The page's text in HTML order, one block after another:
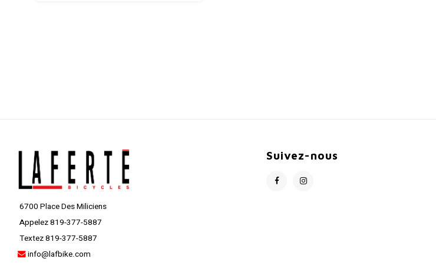
6700 Place Des Miliciens
Appelez 819-377-5887
Textez 819-377-5887
info@lafbike.com
Suivez-nous